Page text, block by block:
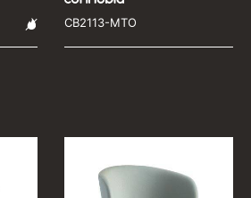
CB2113-MTO